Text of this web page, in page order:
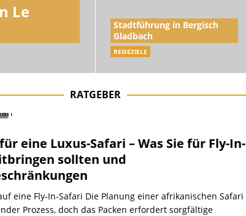
Le
Stadtführung in Bergisch
Gladbach
REISEZIELE
RATGEBER
eine Luxus-Safari – Was Sie für Fly-In-
sollten und
eine Fly-In-Safari Die Planung einer afrikanischen Safari
Prozess, doch das Packen erfordert sorgfältige